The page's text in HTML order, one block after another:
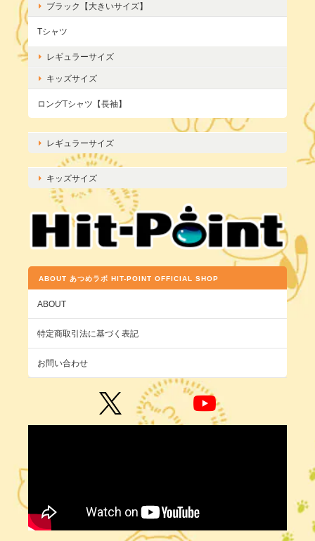
ブラック【大きいサイズ】
Tシャツ
レギュラーサイズ
キッズサイズ
ロングTシャツ【長袖】
レギュラーサイズ
キッズサイズ
ABOUT あつめラボ HIT-POINT OFFICIAL SHOP
ABOUT
特定商取引法に基づく表記
お問い合わせ